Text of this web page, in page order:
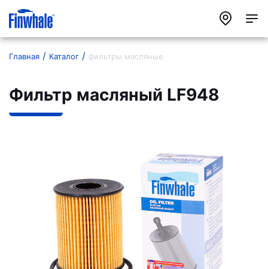
Главная Каталог фильтры масляные
Фильтр масляный LF948